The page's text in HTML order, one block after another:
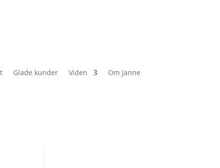
Glade kunder Viden
Om Janne